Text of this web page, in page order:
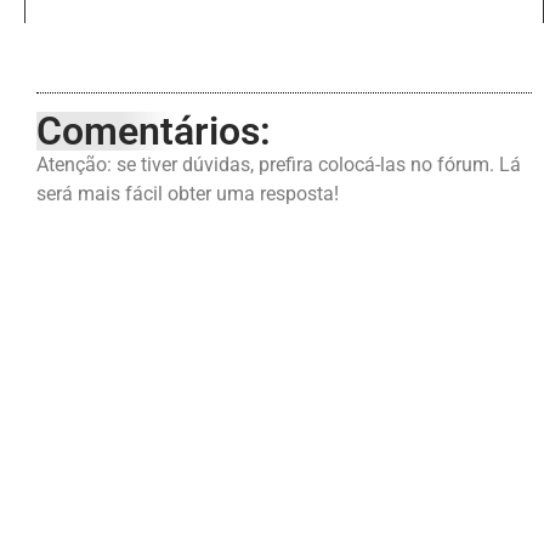
Comentários:
Atenção: se tiver dúvidas, prefira colocá-las no fórum. Lá
será mais fácil obter uma resposta!